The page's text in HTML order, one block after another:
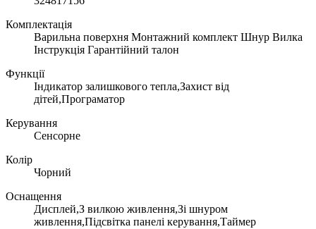
Комплектація
Варильна поверхня Монтажний комплект Шнур Вилка
Інструкція Гарантійний талон
Функції
Індикатор залишкового тепла,Захист від
дітей,Програматор
Керування
Сенсорне
Колір
Чорний
Оснащення
Дисплей,З вилкою живлення,Зі шнуром
живлення,Підсвітка панелі керування,Таймер